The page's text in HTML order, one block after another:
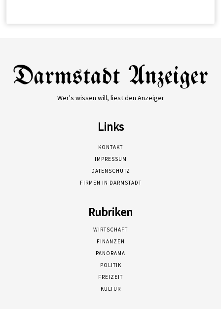
Wer's wissen will, liest den Anzeiger
Links
KONTAKT
IMPRESSUM
DATENSCHUTZ
FIRMEN IN DARMSTADT
Rubriken
WIRTSCHAFT
FINANZEN
PANORAMA
POLITIK
FREIZEIT
KULTUR